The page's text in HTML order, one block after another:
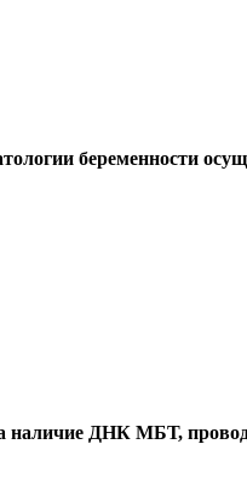
беременности
наличие ДНК МБТ,